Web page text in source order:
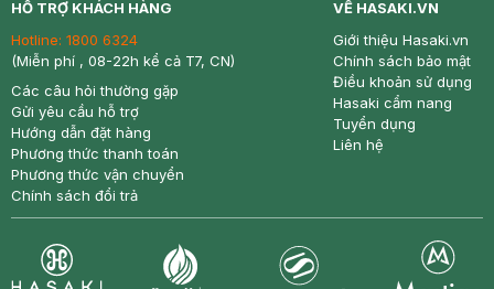
HỖ TRỢ KHÁCH HÀNG
Hotline: 1800 6324
(Miễn phí , 08-22h kể cả T7, CN)
Các câu hỏi thường gặp
Gửi yêu cầu hỗ trợ
Hướng dẫn đặt hàng
Phương thức thanh toán
Phương thức vận chuyển
Chính sách đổi trả
VỀ HASAKI.VN
Giới thiệu Hasaki.vn
Chính sách bảo mật
Điều khoản sử dụng
Hasaki cẩm nang
Tuyển dụng
Liên hệ